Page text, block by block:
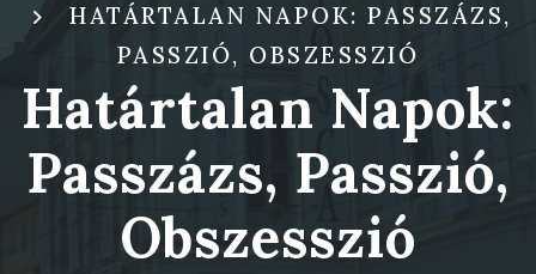
HATÁRTALAN NAPOK: PASSZÁZS,
PASSZIÓ, OBSZESSZIÓ
Határtalan Napok:
Passzázs, Passzió,
Obszesszió